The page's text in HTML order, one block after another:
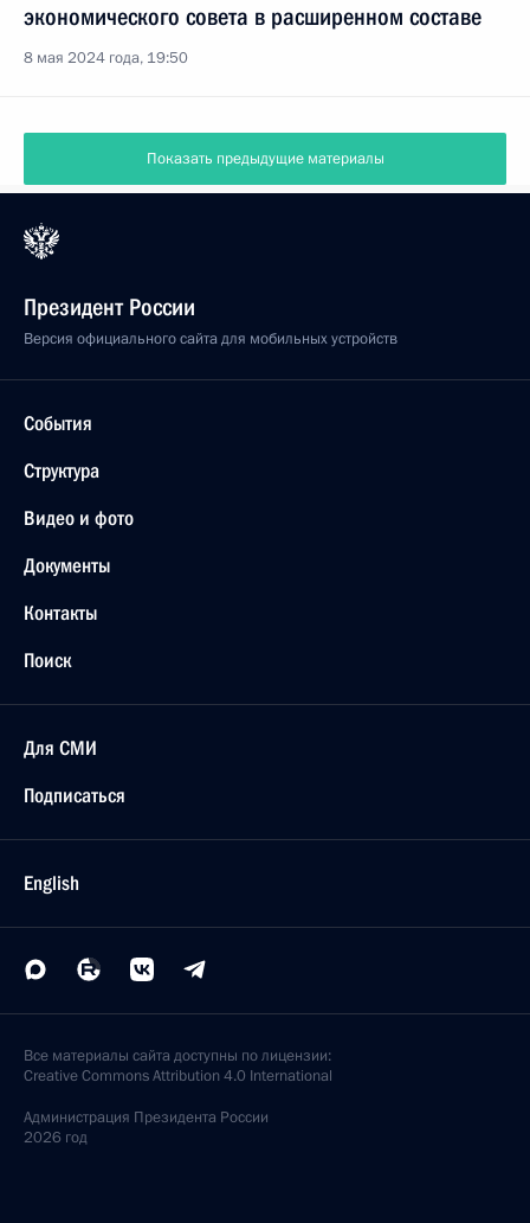
экономического совета в расширенном составе
8 мая 2024 года, 19:50
Показать предыдущие материалы
Президент России
Версия официального сайта для мобильных устройств
События
Структура
Видео и фото
Документы
Контакты
Поиск
Для СМИ
Подписаться
English
Все материалы сайта доступны по лицензии:
Creative Commons Attribution 4.0 International
Администрация Президента России
2026 год